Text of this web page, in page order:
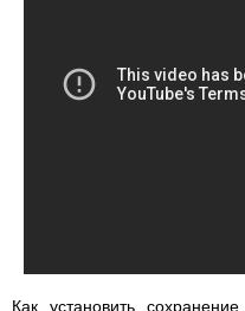
Как установить